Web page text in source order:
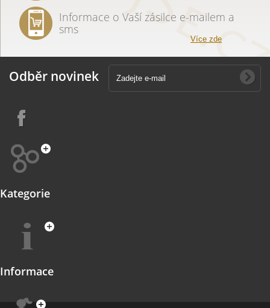
Informace o Vaší zásilce e-mailem a
sms
Více zde
Odběr novinek
Kategorie
Informace